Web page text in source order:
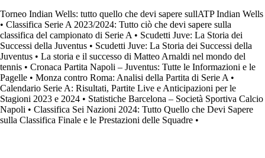
Torneo Indian Wells: tutto quello che devi sapere sullATP Indian Wells
• Classifica Serie A 2023/2024: Tutto ciò che devi sapere sulla
classifica del campionato di Serie A• Scudetti Juve: La Storia dei
Successi della Juventus • Scudetti Juve: La Storia dei Successi della
Juventus • La storia e il successo di Matteo Arnaldi nel mondo del
tennis • Cronaca Partita Napoli – Juventus: Tutte le Informazioni e le
Pagelle • Monza contro Roma: Analisi della Partita di Serie A•
Calendario Serie A: Risultati, Partite Live e Anticipazioni per le
Stagioni 2023 e 2024 • Statistiche Barcelona – Società Sportiva Calcio
Napoli • Classifica Sei Nazioni 2024: Tutto Quello che Devi Sapere
sulla Classifica Finale e le Prestazioni delle Squadre •